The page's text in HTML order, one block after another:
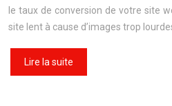
le taux de conversion de votre site
site lent à cause d’images trop
Lire la suite